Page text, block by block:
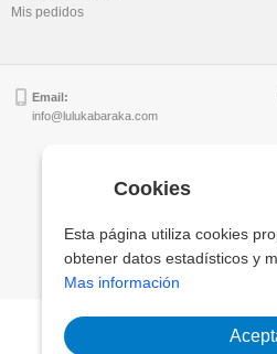
Mis pedidos
Email:
info@lulukabaraka.com
Cookies
Esta página utiliza cookies
obtener datos estadísticos y
Mas información